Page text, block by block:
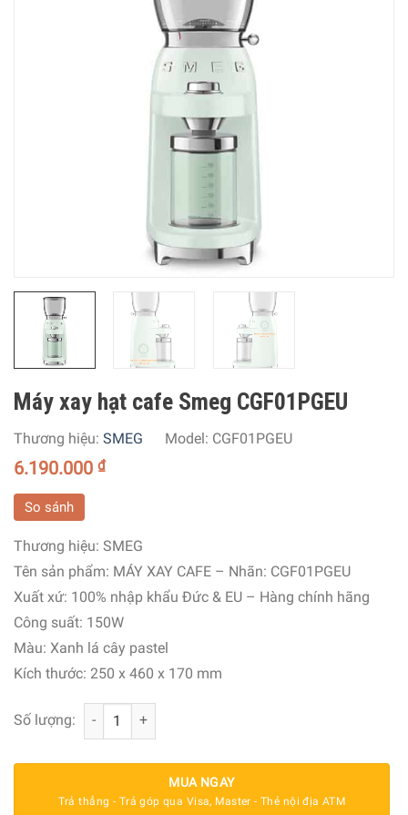
Máy xay hạt cafe Smeg CGF01PGEU
Thương hiệu: SMEG Model: CGF01PGEU
6.190.000 ₫
So sánh
Thương hiệu: SMEG
Tên sản phẩm: MÁY XAY CAFE – Nhãn: CGF01PGEU
Xuất xứ: 100% nhập khẩu Đức & EU – Hàng chính hãng
Công suất: 150W
Màu: Xanh lá cây pastel
Kích thước: 250 x 460 x 170 mm
Số lượng: Máy xay hạt cafe Smeg CGF01PGEU số lượng
MUA NGAY
Trả thẳng - Trả góp qua Visa, Master - Thẻ nội địa ATM